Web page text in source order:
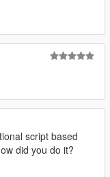
script based
did you do it?